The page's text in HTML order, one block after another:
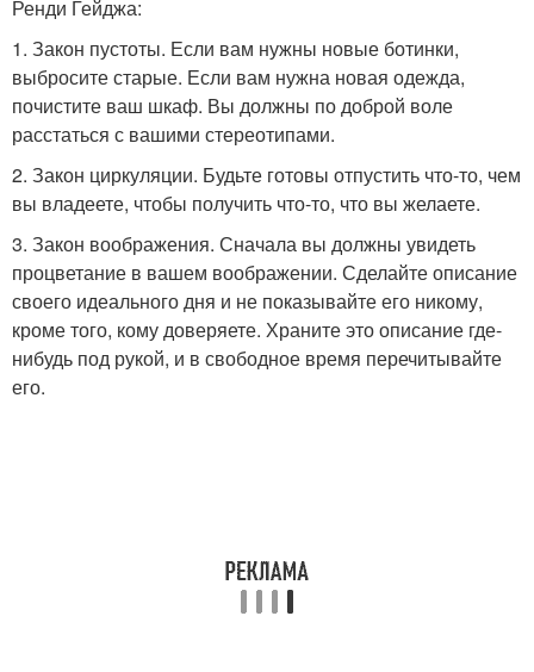
Ренди Гейджа:
1. Закон пустоты. Если вам нужны новые ботинки,
выбросите старые. Если вам нужна новая одежда,
почистите ваш шкаф. Вы должны по доброй воле
расстаться с вашими стереотипами.
2. Закон циркуляции. Будьте готовы отпустить что-то, чем
вы владеете, чтобы получить что-то, что вы желаете.
3. Закон воображения. Сначала вы должны увидеть
процветание в вашем воображении. Сделайте описание
своего идеального дня и не показывайте его никому,
кроме того, кому доверяете. Храните это описание где-
нибудь под рукой, и в свободное время перечитывайте
его.